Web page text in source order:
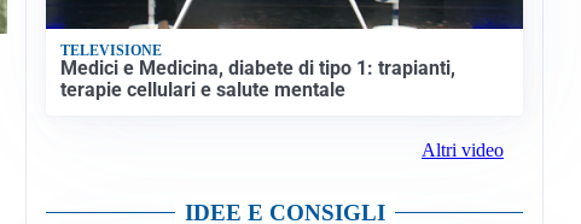
TELEVISIONE
Medici e Medicina, diabete di tipo 1: trapianti,
terapie cellulari e salute mentale
Altri video
IDEE E CONSIGLI